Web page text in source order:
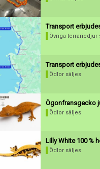
Transport
Övriga terrariedjur
Transport
Ödlor säljes
Ögonfransgecko
Ödlor säljes
Lilly White 100 %
Ödlor säljes